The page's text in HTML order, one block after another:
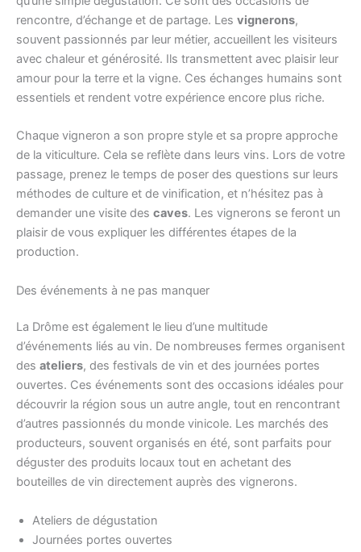
rencontre, d’échange et de partage. Les vignerons,
souvent passionnés par leur métier, accueillent les visiteurs
avec chaleur et générosité. Ils transmettent avec plaisir leur
amour pour la terre et la vigne. Ces échanges humains sont
essentiels et rendent votre expérience encore plus riche.
Chaque vigneron a son propre style et sa propre approche
de la viticulture. Cela se reflète dans leurs vins. Lors de votre
passage, prenez le temps de poser des questions sur leurs
méthodes de culture et de vinification, et n’hésitez pas à
demander une visite des caves. Les vignerons se feront un
plaisir de vous expliquer les différentes étapes de la
production.
Des événements à ne pas manquer
La Drôme est également le lieu d’une multitude
d’événements liés au vin. De nombreuses fermes organisent
des ateliers, des festivals de vin et des journées portes
ouvertes. Ces événements sont des occasions idéales pour
découvrir la région sous un autre angle, tout en rencontrant
d’autres passionnés du monde vinicole. Les marchés des
producteurs, souvent organisés en été, sont parfaits pour
déguster des produits locaux tout en achetant des
bouteilles de vin directement auprès des vignerons.
Ateliers de dégustation
Journées portes ouvertes